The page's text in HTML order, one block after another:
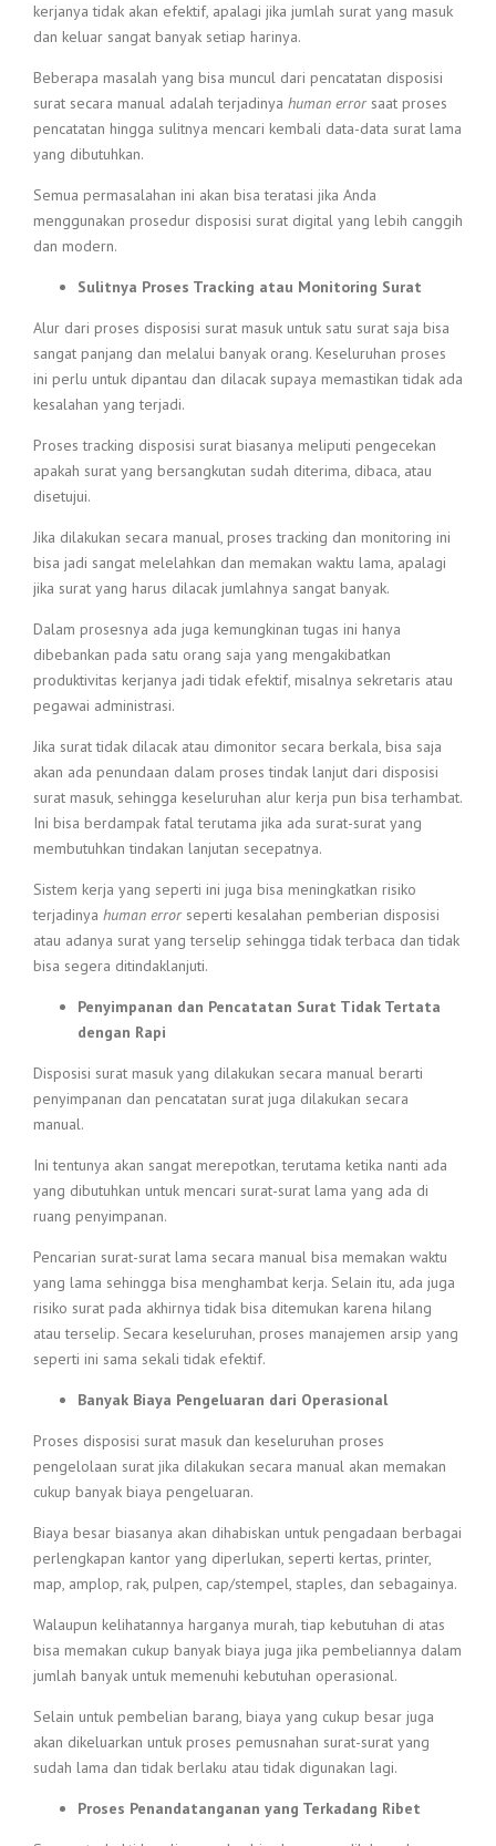
kerjanya tidak akan efektif, apalagi jika jumlah surat yang masuk
dan keluar sangat banyak setiap harinya.
Beberapa masalah yang bisa muncul dari pencatatan disposisi
surat secara manual adalah terjadinya human errorsaat proses
pencatatan hingga sulitnya mencari kembali data-data surat lama
yang dibutuhkan.
Semua permasalahan ini akan bisa teratasi jika Anda
menggunakan prosedur disposisi surat digital yang lebih canggih
dan modern.
Sulitnya Proses Tracking atau Monitoring Surat
Alur dari proses disposisi surat masuk untuk satu surat saja bisa
sangat panjang dan melalui banyak orang. Keseluruhan proses
ini perlu untuk dipantau dan dilacak supaya memastikan tidak ada
kesalahan yang terjadi.
Proses tracking disposisi surat biasanya meliputi pengecekan
apakah surat yang bersangkutan sudah diterima, dibaca, atau
disetujui.
Jika dilakukan secara manual, proses tracking dan monitoring ini
bisa jadi sangat melelahkan dan memakan waktu lama, apalagi
jika surat yang harus dilacak jumlahnya sangat banyak.
Dalam prosesnya ada juga kemungkinan tugas ini hanya
dibebankan pada satu orang saja yang mengakibatkan
produktivitas kerjanya jadi tidak efektif, misalnya sekretaris atau
pegawai administrasi.
Jika surat tidak dilacak atau dimonitor secara berkala, bisa saja
akan ada penundaan dalam proses tindak lanjut dari disposisi
surat masuk, sehingga keseluruhan alur kerja pun bisa terhambat.
Ini bisa berdampak fatal terutama jika ada surat-surat yang
membutuhkan tindakan lanjutan secepatnya.
Sistem kerja yang seperti ini juga bisa meningkatkan risiko
terjadinya human errorseperti kesalahan pemberian disposisi
atau adanya surat yang terselip sehingga tidak terbaca dan tidak
bisa segera ditindaklanjuti.
Penyimpanan dan Pencatatan Surat Tidak Tertata
dengan Rapi
Disposisi surat masuk yang dilakukan secara manual berarti
penyimpanan dan pencatatan surat juga dilakukan secara
manual.
Ini tentunya akan sangat merepotkan, terutama ketika nanti ada
yang dibutuhkan untuk mencari surat-surat lama yang ada di
ruang penyimpanan.
Pencarian surat-surat lama secara manual bisa memakan waktu
yang lama sehingga bisa menghambat kerja. Selain itu, ada juga
risiko surat pada akhirnya tidak bisa ditemukan karena hilang
atau terselip. Secara keseluruhan, proses manajemen arsip yang
seperti ini sama sekali tidak efektif.
Banyak Biaya Pengeluaran dari Operasional
Proses disposisi surat masuk dan keseluruhan proses
pengelolaan surat jika dilakukan secara manual akan memakan
cukup banyak biaya pengeluaran.
Biaya besar biasanya akan dihabiskan untuk pengadaan berbagai
perlengkapan kantor yang diperlukan, seperti kertas, printer,
map, amplop, rak, pulpen, cap/stempel, staples, dan sebagainya.
Walaupun kelihatannya harganya murah, tiap kebutuhan di atas
bisa memakan cukup banyak biaya juga jika pembeliannya dalam
jumlah banyak untuk memenuhi kebutuhan operasional.
Selain untuk pembelian barang, biaya yang cukup besar juga
akan dikeluarkan untuk proses pemusnahan surat-surat yang
sudah lama dan tidak berlaku atau tidak digunakan lagi.
Proses Penandatanganan yang Terkadang Ribet